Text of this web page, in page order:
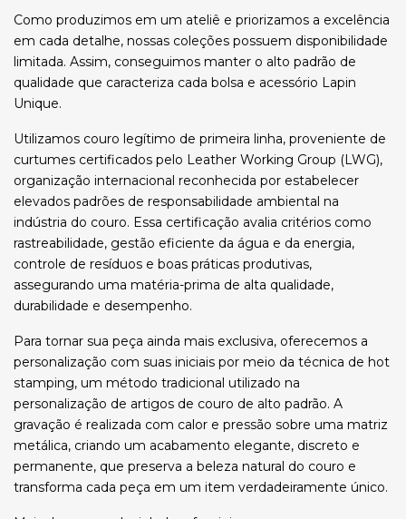
Como produzimos em um ateliê e priorizamos a excelência
em cada detalhe, nossas coleções possuem disponibilidade
limitada. Assim, conseguimos manter o alto padrão de
qualidade que caracteriza cada bolsa e acessório Lapin
Unique.
Utilizamos couro legítimo de primeira linha, proveniente de
curtumes certificados pelo Leather Working Group (LWG),
organização internacional reconhecida por estabelecer
elevados padrões de responsabilidade ambiental na
indústria do couro. Essa certificação avalia critérios como
rastreabilidade, gestão eficiente da água e da energia,
controle de resíduos e boas práticas produtivas,
assegurando uma matéria-prima de alta qualidade,
durabilidade e desempenho.
Para tornar sua peça ainda mais exclusiva, oferecemos a
personalização com suas iniciais por meio da técnica de hot
stamping, um método tradicional utilizado na
personalização de artigos de couro de alto padrão. A
gravação é realizada com calor e pressão sobre uma matriz
metálica, criando um acabamento elegante, discreto e
permanente, que preserva a beleza natural do couro e
transforma cada peça em um item verdadeiramente único.